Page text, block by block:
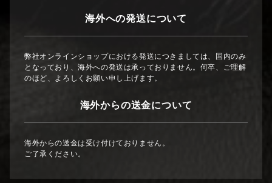
海外への発送について
弊社オンラインショップにおける発送につきましては、国内のみ
となっており、海外への発送は承っておりません。何卒、ご理解
のほど、よろしくお願い申し上げます。
海外からの送金について
海外からの送金は受け付けておりません。
ご了承ください。